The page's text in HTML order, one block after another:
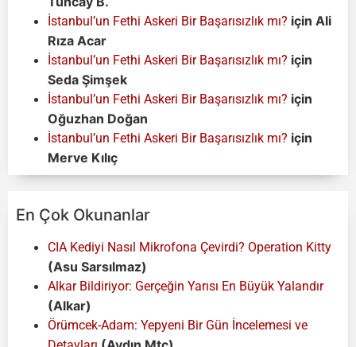
İstanbul’un Fethi Askeri Bir Başarısızlık mı? için Ali
Rıza Acar
İstanbul’un Fethi Askeri Bir Başarısızlık mı? için
Seda Şimşek
İstanbul’un Fethi Askeri Bir Başarısızlık mı? için
Oğuzhan Doğan
İstanbul’un Fethi Askeri Bir Başarısızlık mı? için
Merve Kılıç
En Çok Okunanlar
CIA Kediyi Nasıl Mikrofona Çevirdi? Operation Kitty
(Asu Sarsılmaz)
Alkar Bildiriyor: Gerçeğin Yarısı En Büyük Yalandır
(Alkar)
Örümcek-Adam: Yepyeni Bir Gün İncelemesi ve